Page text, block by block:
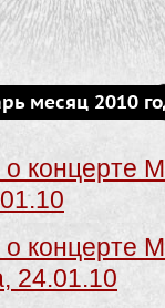
месяц 2010
концерте
концерте
24.01.10